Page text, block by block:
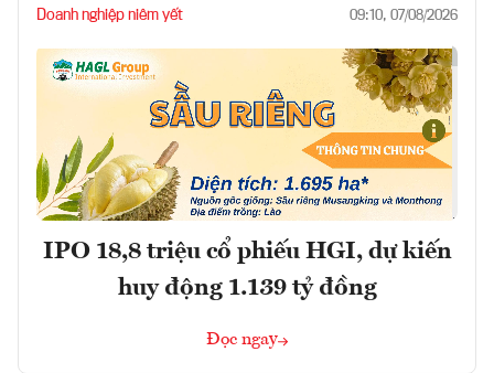
Doanh nghiệp niêm yết 09:10, 07/08/2026
IPO 18,8 triệu cổ phiếu HGI, dự kiến
huy động 1.139 tỷ đồng
Đọc ngay